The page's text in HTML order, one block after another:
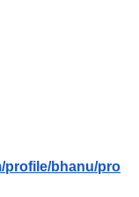
profile/bhanu/pro